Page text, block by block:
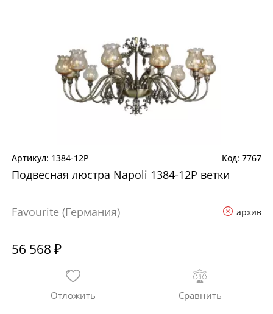
1384-12P 7767
Подвесная люстра Napoli 1384-12P ветки
Favourite (Германия) архив
56 568 ₽